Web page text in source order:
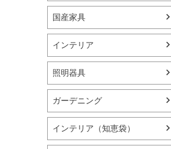
国産家具
インテリア
照明器具
ガーデニング
インテリア（知恵袋）